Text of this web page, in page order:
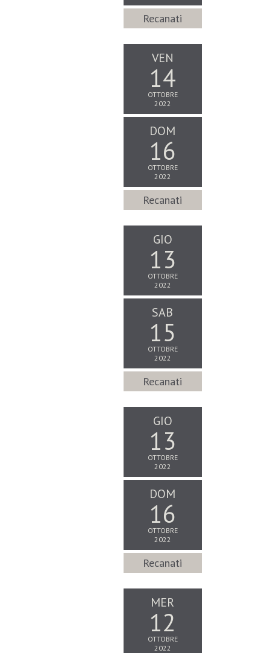
Recanati
VEN
14
OTTOBRE
2022
DOM
16
OTTOBRE
2022
Recanati
GIO
13
OTTOBRE
2022
SAB
15
OTTOBRE
2022
Recanati
GIO
13
OTTOBRE
2022
DOM
16
OTTOBRE
2022
Recanati
MER
12
OTTOBRE
2022